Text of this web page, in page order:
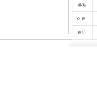
௰௬
௨௩
௩௰